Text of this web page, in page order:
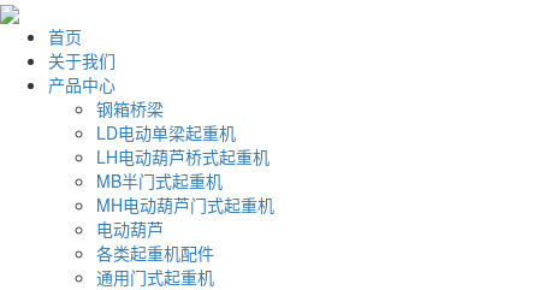
首页
关于我们
产品中心
钢箱桥梁
LD电动单梁起重机
LH电动葫芦桥式起重机
MB半门式起重机
MH电动葫芦门式起重机
电动葫芦
各类起重机配件
通用门式起重机